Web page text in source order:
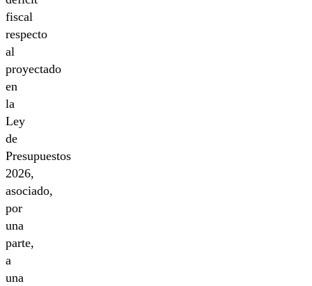
fiscal
respecto
al
proyectado
en
la
Ley
de
Presupuestos
2026,
asociado,
por
una
parte,
a
una